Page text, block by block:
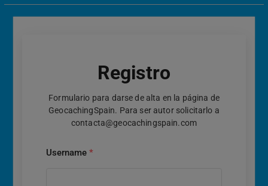
Registro
Formulario para darse de alta en la página de
GeocachingSpain. Para ser autor solicitarlo a
contacta@geocachingspain.com
Username *